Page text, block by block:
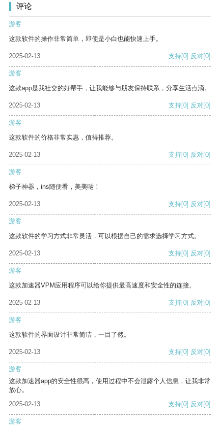
评论
游客
这款软件的操作非常简单，即使是小白也能快速上手。
2025-02-13 支持[0] 反对[0]
游客
这款app是我社交的好帮手，让我能够与朋友保持联系，分享生活点滴。
2025-02-13 支持[0] 反对[0]
游客
这款软件的价格非常实惠，值得推荐。
2025-02-13 支持[0] 反对[0]
游客
梯子神器，ins随便看，美美哒！
2025-02-13 支持[0] 反对[0]
游客
这款软件的学习方式非常灵活，可以根据自己的需求选择学习方式。
2025-02-13 支持[0] 反对[0]
游客
这款加速器VPM应用程序可以给你提供最高速度和安全性的连接。
2025-02-13 支持[0] 反对[0]
游客
这款软件的界面设计非常简洁，一目了然。
2025-02-13 支持[0] 反对[0]
游客
这款加速器app的安全性很高，使用过程中不会泄露个人信息，让我非常
放心。
2025-02-13
支持[0] 反对[0]
游客